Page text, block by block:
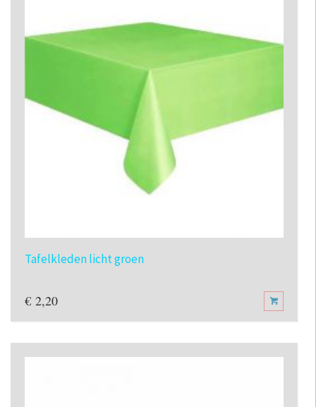
Tafelkleden licht groen
€ 2,20